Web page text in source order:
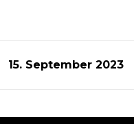
15. September 2023